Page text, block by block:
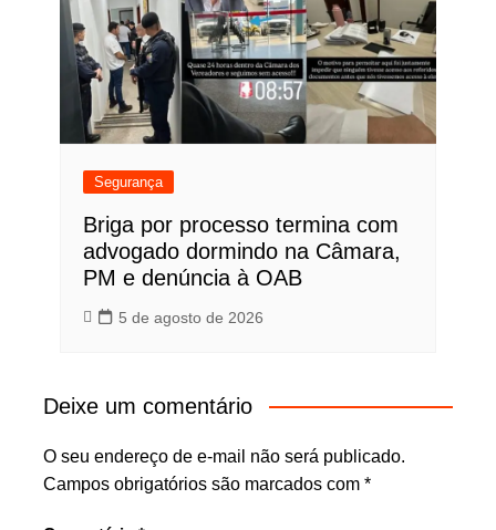
Segurança
Briga por processo termina com
advogado dormindo na Câmara,
PM e denúncia à OAB
5 de agosto de 2026
Deixe um comentário
O seu endereço de e-mail não será publicado.
Campos obrigatórios são marcados com *